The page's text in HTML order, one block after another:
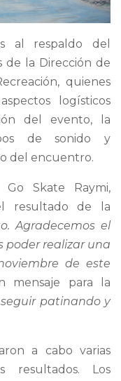
al respaldo del
de la Dirección de
quienes
logísticos
del evento, la
de sonido y
del encuentro.
Skate Raymi,
resultado de la
Agradecemos el
poder realizar una
de este
mensaje para la
seguir patinando y
a cabo varias
resultados. Los